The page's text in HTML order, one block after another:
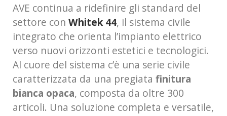
AVE continua a ridefinire gli standard del
settore con Whitek 44, il sistema civile
integrato che orienta l’impianto elettrico
verso nuovi orizzonti estetici e tecnologici.
Al cuore del sistema c’è una serie civile
caratterizzata da una pregiata finitura
bianca opaca, composta da oltre 300
articoli. Una soluzione completa e versatile,